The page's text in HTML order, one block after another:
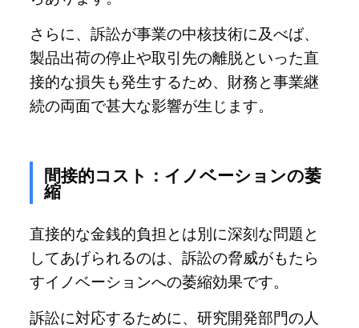
さらに、訴訟が事業の中核技術に及べば、
製品出荷の停止や取引先の離脱といった直
接的な損失も発生するため、財務と事業継
続の両面で甚大な影響が生じます。
間接的コスト：イノベーションの萎
縮
直接的な金銭的負担とは別に深刻な問題と
してあげられるのは、訴訟の脅威がもたら
すイノベーションへの萎縮効果です。
訴訟に対応するために、研究開発部門の人